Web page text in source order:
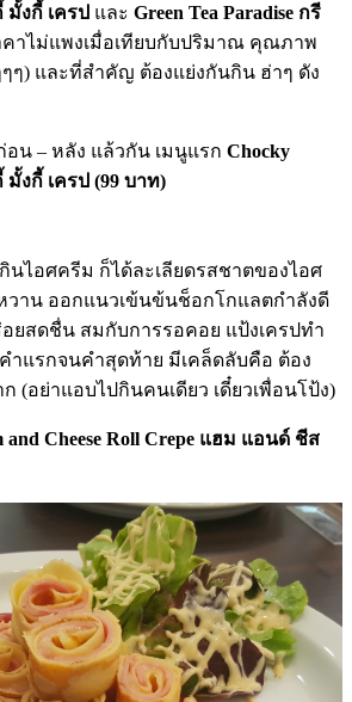
มั้งกี้ เครป และ Green Tea Paradise กรี
าไม่แพงเมื่อเทียบกับปริมาณ คุณภาพ
ๆ) และที่สำคัญ ต้องแย่งกันกิน ฮ่าๆ ดัง
น – หลัง แล้วกัน เมนูแรก Chocky
มั้งกี้ เครป (99 บาท)
ไอศครีม ก็ได้ละเลียดรสชาตของไอศ
าน ออกแนวเข้นข้นช็อกโกแลตกำลังดี
ยสดชื่น สมกับการรอคอย แป้งเครปทำ
ำแรกจนคำสุดท้าย มีเคล็ดลับคือ ต้อง
(อย่าแอบไปกินคนเดียว เดี๋ยวเพื่อนโป้ง)
and Cheese Roll Crepe แฮม แอนด์ ชีส